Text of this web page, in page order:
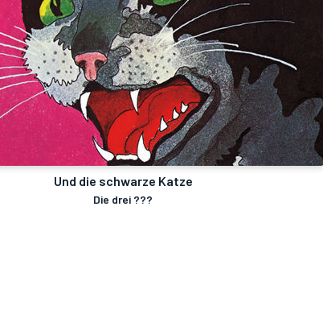
Und die schwarze Katze
Die drei ???